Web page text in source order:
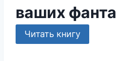
ваших
Читать книгу